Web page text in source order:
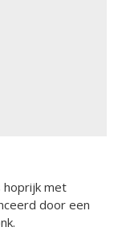
hoprijk met
door een